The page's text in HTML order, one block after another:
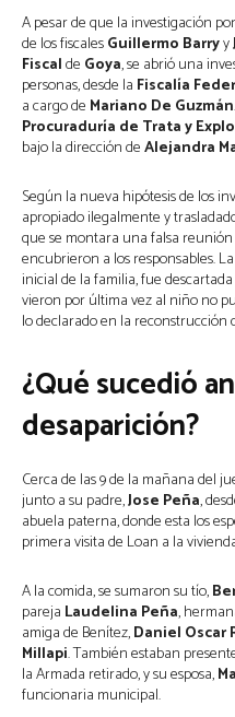
A pesar de que la investigación
de los fiscales Guillermo Barry y
Fiscal de Goya, se abrió una
personas, desde la Fiscalía
a cargo de Mariano De Guzmán
Procuraduría de Trata y
bajo la dirección de Alejandra
Según la nueva hipótesis de los
apropiado ilegalmente y
que se montara una falsa
encubrieron a los responsables.
inicial de la familia, fue
vieron por última vez al niño no
lo declarado en la reconstrucción
¿Qué sucedió
desaparición?
Cerca de las 9 de la mañana del
junto a su padre, Jose Peña,
abuela paterna, donde esta los
primera visita de Loan a la
A la comida, se sumaron su tío,
pareja Laudelina Peña,
amiga de Benítez, Daniel Oscar
Millapi. También estaban
la Armada retirado, y su esposa,
funcionaria municipal.